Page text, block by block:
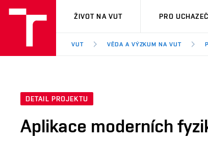
VUT
ŽIVOT NA VUT PRO
VUT VĚDA A VÝZKUM NA VUT
DETAIL PROJEKTU
Aplikace moderních